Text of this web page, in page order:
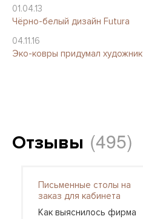
01.04.13
Чёрно-белый дизайн Futura
04.11.16
Эко-ковры придумал художник
Отзывы (495)
Письменные столы на
заказ для кабинета
Как выяснилось фирма